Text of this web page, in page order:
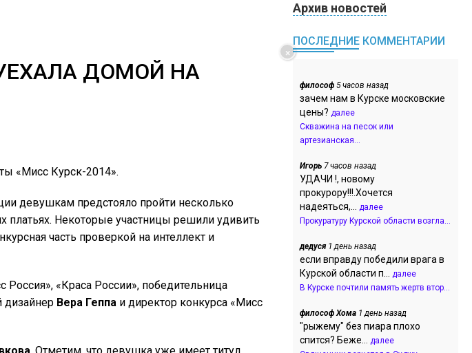
ДОМОЙ НА
«Мисс Курск-2014».
девушкам предстояло пройти несколько
платьях. Некоторые участницы решили удивить
часть проверкой на интеллект и
Россия», «Краса России», победительница
дизайнер Вера Геппа и директор конкурса «Мисс
×
Архив новостей
ПОСЛЕДНИЕ КОММЕНТАРИИ
философ 5 часов назад
зачем нам в Курске московские
цены? далее
Скважина на песок или
артезианская...
Игорь 7 часов назад
УДАЧИ !, новому
прокурору!!!.Хочется
надеяться,... далее
Прокуратуру Курской области возгла...
дедуся1 день назад
если вправду победили врага в
Курской области п... далее
В Курске почтили память жертв втор...
философ Хома 1 день назад
"рыжему" без пиара плохо
спится? Беже... далее